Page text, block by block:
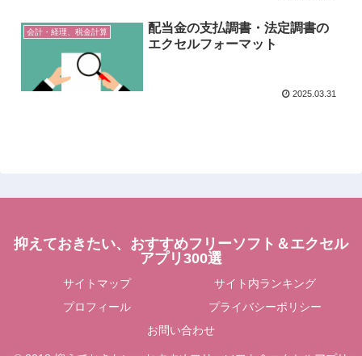
会計・経理、税金計算
配当金の支払調書・法定調書の
エクセルフォーマット
2025.03.31
抑えておきたい、おすすめフリーソフト＆エクセル
アプリ300選
サイトマップ
サイト内ランキング
プロフィール
プライバシーポリシー
お問い合わせ